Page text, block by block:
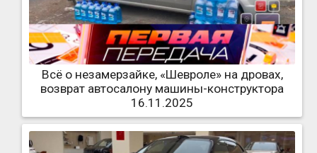
Всё о незамерзайке, «Шевроле» на дровах,
возврат автосалону машины-конструктора
16.11.2025